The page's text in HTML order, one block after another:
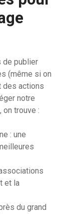
de publier
(même si on
des actions
notre
trouve :
: une
et la
du grand